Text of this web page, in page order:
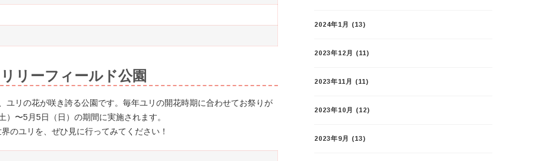
リーフィールド公園
ユリの花が咲き誇る公園です。毎年ユリの開花時期に合わせてお祭りが
〜5月5日（日）の期間に実施されます。
のユリを、ぜひ見に行ってみてください！
2024年1月 (13)
2023年12月 (11)
2023年11月 (11)
2023年10月 (12)
2023年9月 (13)